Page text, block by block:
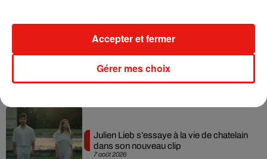
7 août 2026
Julien Lieb s’essaye à la vie de chatelain
dans son nouveau clip
Gérer mes choix
Accepter et fermer